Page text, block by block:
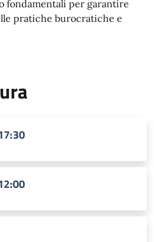
fondamentali per garantire
pratiche burocratiche e